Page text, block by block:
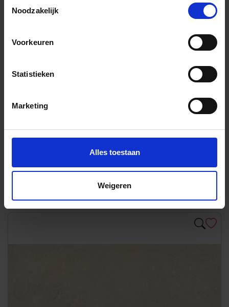
Noodzakelijk
Voorkeuren
Statistieken
Marketing
Alles toestaan
Weigeren
Bestel – Check
Ruim 100 artikelen direct leverbaar
Compleet assortiment voor alle soorten tegelwerk
Professioneel advies door onze adviseurs
Grootste Tegel Webshop van de Benelux
10 verschillende betaalmogelijkheden